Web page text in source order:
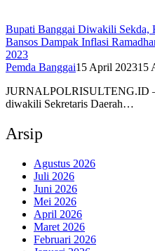
Bupati Banggai Diwakili Sekda,
Bansos Dampak Inflasi
2023
Pemda Banggai15 April 202315
JURNALPOLRISULTENG.ID
diwakili Sekretaris Daerah…
Arsip
Agustus 2026
Juli 2026
Juni 2026
Mei 2026
April 2026
Maret 2026
Februari 2026